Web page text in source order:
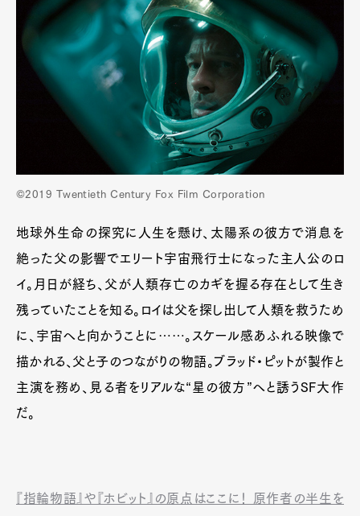
©2019 Twentieth Century Fox Film Corporation
地球外生命の探究に人生を懸け、太陽系の彼方で消息を
絶った父の影響でエリート宇宙飛行士になった主人公のロ
イ。月日が経ち、父が人類存亡のカギを握る存在として生き
残っていたことを知る。ロイは父を探し出して人類を救うため
に、宇宙へと向かうことに……。スケール感あふれる映像で
描かれる、父と子のつながりの物語。ブラッド・ピットが製作と
主演を務め、見る者をリアルな“星の彼方”へと誘うSF大作
だ。
『指輪物語』や『ホビット』の原点はここに！ 原作者の半生を